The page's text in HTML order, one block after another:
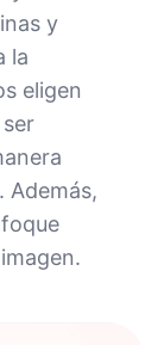
y
la
eligen
Además,